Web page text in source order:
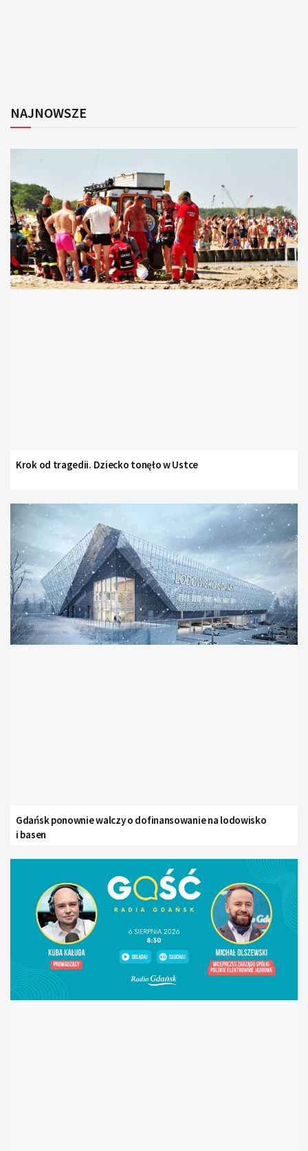
NAJNOWSZE
Krok od tragedii. Dziecko tonęło w Ustce
Gdańsk ponownie walczy o dofinansowanie na lodowisko
i basen